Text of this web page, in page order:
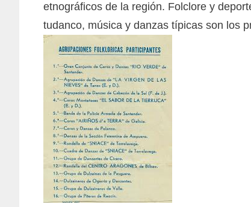
etnográficos de la región. Folclore y
tudanco, música y danzas típicas son los